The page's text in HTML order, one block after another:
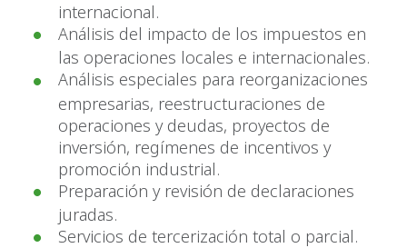
internacional.
Análisis del impacto de los impuestos en
las operaciones locales e internacionales.
Análisis especiales para reorganizaciones
empresarias, reestructuraciones de
operaciones y deudas, proyectos de
inversión, regímenes de incentivos y
promoción industrial.
Preparación y revisión de declaraciones
juradas.
Servicios de tercerización total o parcial.